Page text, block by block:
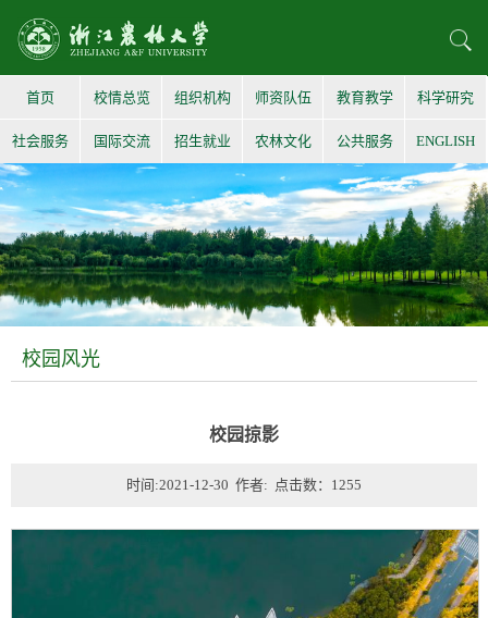
首页 校情总览 组织机构 师资队伍 教育教学 科学研究
社会服务 国际交流 招生就业 农林文化 公共服务 ENGLISH
校园风光
校园掠影
时间:2021-12-30 作者: 点击数： 1255